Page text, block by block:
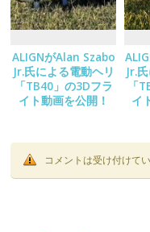
ALIGNがAlan Szabo
Jr.氏による電動ヘリ
「TB40」の3Dフラ
イト動画を公開！
Jr.
「
イ
コメントは受け付けて